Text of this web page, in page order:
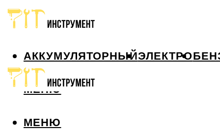
АККУМУЛЯТОРНЫЙЭЛЕКТРО
МЕНЮ
МЕНЮ